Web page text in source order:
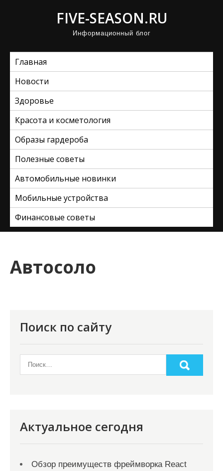
и
FIVE-SEASON.RU
Информационный блог
Главная
Новости
Здоровье
Красота и косметология
Образы гардероба
Полезные советы
Автомобильные новинки
Мобильные устройства
Финансовые советы
Автосоло
Поиск по сайту
Актуальное сегодня
Обзор преимуществ фреймворка React